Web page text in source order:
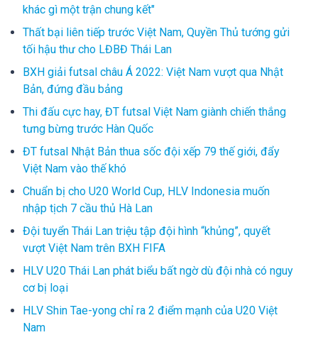
khác gì một trận chung kết"
Thất bại liên tiếp trước Việt Nam, Quyền Thủ tướng gửi
tối hậu thư cho LĐBĐ Thái Lan
BXH giải futsal châu Á 2022: Việt Nam vượt qua Nhật
Bản, đứng đầu bảng
Thi đấu cực hay, ĐT futsal Việt Nam giành chiến thắng
tưng bừng trước Hàn Quốc
ĐT futsal Nhật Bản thua sốc đội xếp 79 thế giới, đẩy
Việt Nam vào thế khó
Chuẩn bị cho U20 World Cup, HLV Indonesia muốn
nhập tịch 7 cầu thủ Hà Lan
Đội tuyển Thái Lan triệu tập đội hình “khủng”, quyết
vượt Việt Nam trên BXH FIFA
HLV U20 Thái Lan phát biểu bất ngờ dù đội nhà có nguy
cơ bị loại
HLV Shin Tae-yong chỉ ra 2 điểm mạnh của U20 Việt
Nam